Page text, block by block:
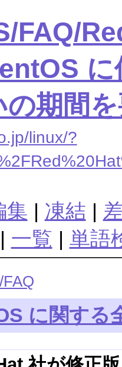
FAQ/
の期間
linux/?
集 | 凍結 |
| 一覧 | 単語
に関する